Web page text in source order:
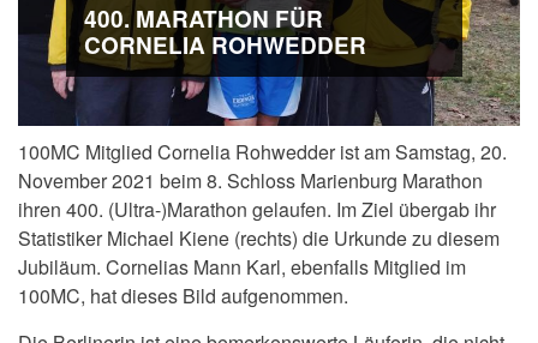
400. MARATHON FÜR
CORNELIA ROHWEDDER
100MC Mitglied Cornelia Rohwedder ist am Samstag, 20.
November 2021 beim 8. Schloss Marienburg Marathon
ihren 400. (Ultra-)Marathon gelaufen. Im Ziel übergab ihr
Statistiker Michael Kiene (rechts) die Urkunde zu diesem
Jubiläum. Cornelias Mann Karl, ebenfalls Mitglied im
100MC, hat dieses Bild aufgenommen.